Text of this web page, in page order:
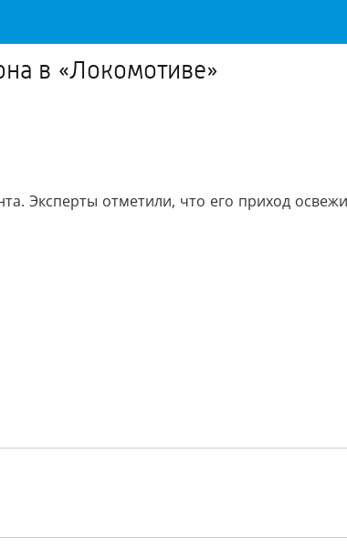
в «Локомотиве»
Эксперты отметили, что его приход